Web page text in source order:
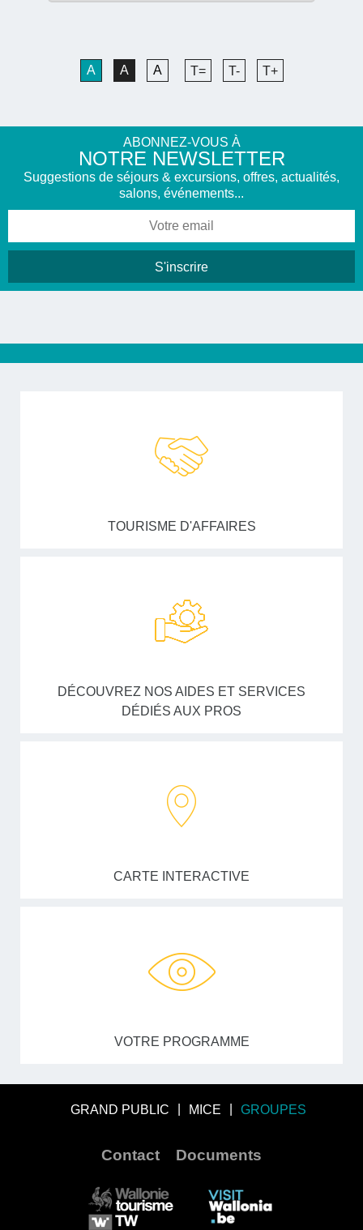
A A A T= T- T+
ABONNEZ-VOUS À
NOTRE NEWSLETTER
Suggestions de séjours & excursions, offres, actualités,
salons, événements...
TOURISME D'AFFAIRES
DÉCOUVREZ NOS AIDES ET SERVICES
DÉDIÉS AUX PROS
CARTE INTERACTIVE
VOTRE PROGRAMME
GRAND PUBLIC MICE GROUPES
Contact Documents